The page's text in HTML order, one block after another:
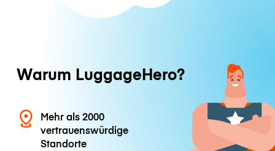
Warum LuggageHero?
Mehr als 2000
vertrauenswürdige
Standorte